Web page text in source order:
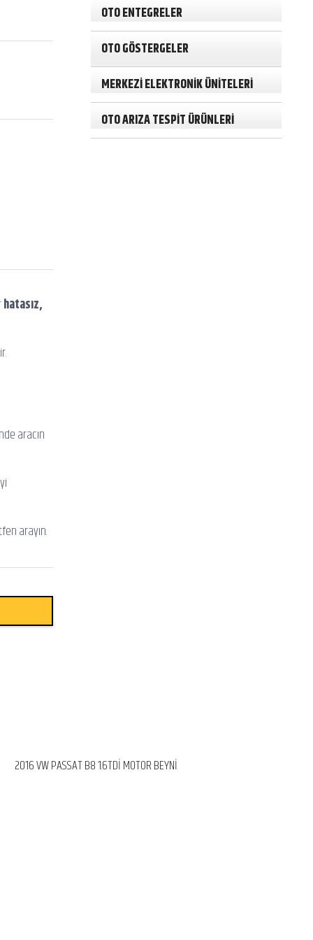
hatasız,
aracın
arayın.
hOTO ENTEGRELER
OTO GÖSTERGELER
MERKEZİ ELEKTRONİK ÜNİTELERİ
OTO ARIZA TESPİT ÜRÜNLERİ
2016 VW PASSAT B8 1.6TDİ MOTOR BEYNİ